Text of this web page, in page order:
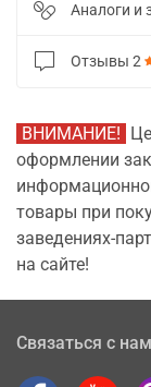
Аналоги и
Отзывы 2
ВНИМАНИЕ!
оформлении
товары при
заведениях-
на сайте!
Связаться с